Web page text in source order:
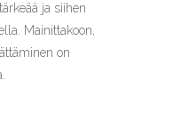
ja siihen
Mainittakoon,
on